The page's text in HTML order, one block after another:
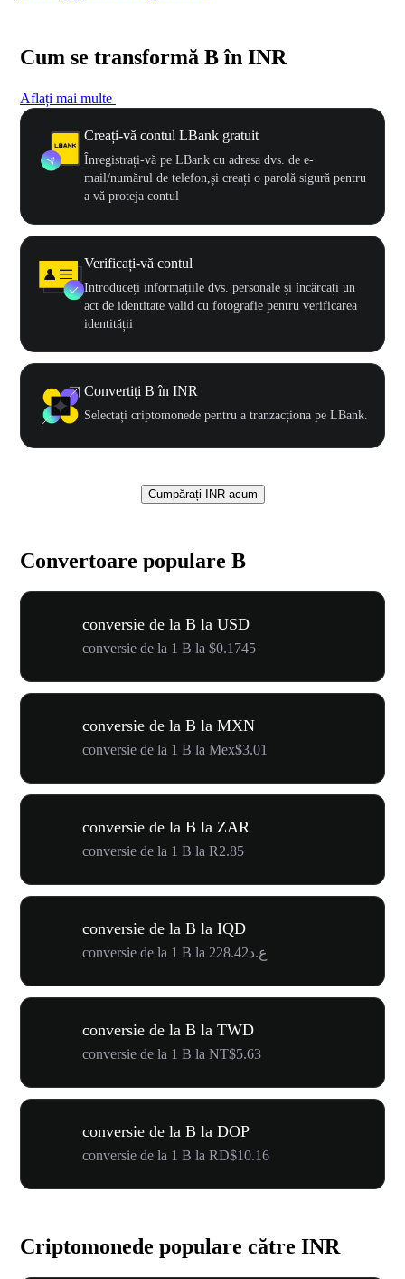
Cum se transformă B în INR
Aflați mai multe
Creați-vă contul LBank gratuit
Înregistrați-vă pe LBank cu adresa dvs. de e-
mail/numărul de telefon,și creați o parolă sigură pentru
a vă proteja contul
Verificați-vă contul
Introduceți informațiile dvs. personale și încărcați un
act de identitate valid cu fotografie pentru verificarea
identității
Convertiți B în INR
Selectați criptomonede pentru a tranzacționa pe LBank.
Cumpărați INR acum
Convertoare populare B
conversie de la B la USD
conversie de la 1 B la $0.1745
conversie de la B la MXN
conversie de la 1 B la Mex$3.01
conversie de la B la ZAR
conversie de la 1 B la R2.85
conversie de la B la IQD
conversie de la 1 B la ع.د228.42
conversie de la B la TWD
conversie de la 1 B la NT$5.63
conversie de la B la DOP
conversie de la 1 B la RD$10.16
Criptomonede populare către INR